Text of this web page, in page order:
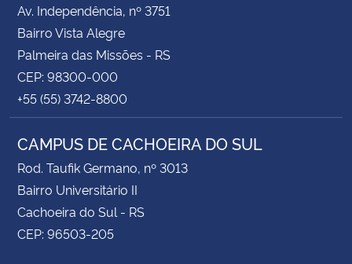
Av. Independência, nº 3751
Bairro Vista Alegre
Palmeira das Missões - RS
CEP: 98300-000
+55 (55) 3742-8800
CAMPUS DE CACHOEIRA DO SUL
Rod. Taufik Germano, nº 3013
Bairro Universitário II
Cachoeira do Sul - RS
CEP: 96503-205